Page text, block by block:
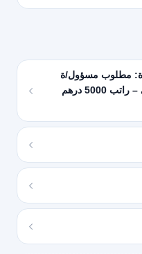
مطلوب مسؤول/ة
موارد بشرية (HR Admin) في قلب دبي – راتب 5000 درهم